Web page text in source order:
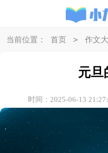
当前位置： 首页 > 作文
元旦
时间：2025-06-13